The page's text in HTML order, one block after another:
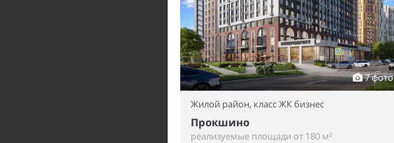
7 фото
Жилой район, класс ЖК бизнес
Прокшино
реализуемые площади от 180 м²